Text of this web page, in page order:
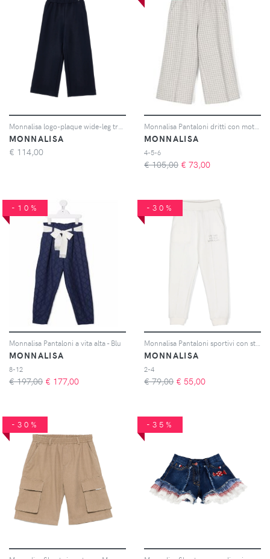
MONNALISA
€ 114,00
MONNALISA
4-5-6
€ 105,00 € 73,00
-10%
Monnalisa Pantaloni a vita alta - Blu
MONNALISA
8-12
€ 197,00 € 177,00
-30%
MONNALISA
2-4
€ 79,00 € 55,00
-30% -35%